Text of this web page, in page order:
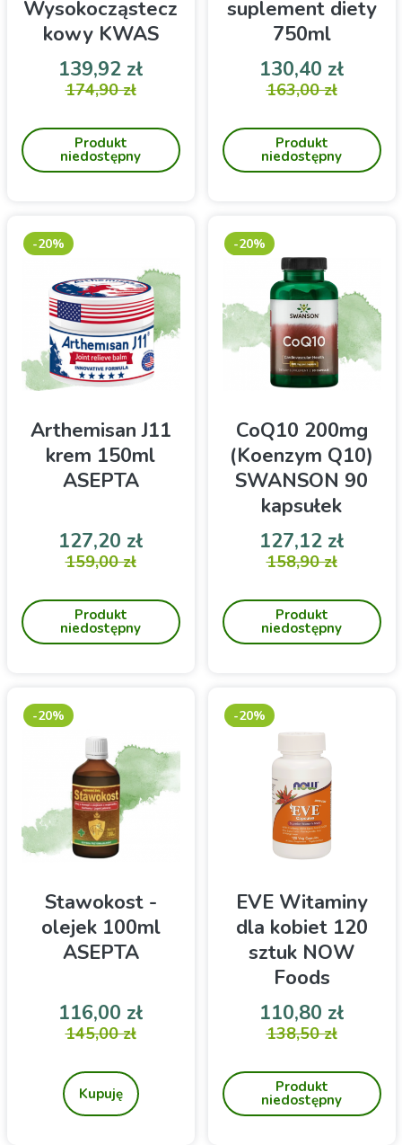
Wysokocząstecz
kowy KWAS
HIALURONOWY
340ml Singularis
Włosy, skóra, paznokcie
Cena
139,92 złCena podstawowa
174,90 zł
Produkt
niedostępny
suplement diety
750ml
Suplement diety
by dostarczyć organizmowi
cennych witamin i
minerałów.
Cena
130,40 złCena
163,00 zł
Produkt
niedostępny
Arthemisan J11
krem 150ml
ASEPTA
Balsam Arthemisan J11 dla
stosowania na bolące
kolana, biodra, plecy, barki i
nadgarstki.
Cena
127,20 złCena podstawowa
159,00 zł
Produkt
niedostępny
-20%
CoQ10 200mg
(Koenzym Q10)
SWANSON 90
kapsułek
Suplement diety firmy
Koenzym Q10- zdrowie
układu sercowo-
naczyniowego
Cena
127,12 złCena
158,90 zł
Produkt
niedostępny
-20%
Stawokost -
olejek 100ml
ASEPTA
Olej z konopi z olejkiem z
jałowca 100ml. Dla
wsparcia stawów
Cena
116,00 złCena podstawowa
145,00 zł
Kupuję
-20%
EVE Witaminy
dla kobiet 120
sztuk NOW
Foods
Kompleks witamin dla
Cena
110,80 złCena
138,50 zł
Produkt
niedostępny
-20%